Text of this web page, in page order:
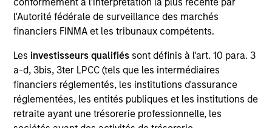
l'Autorité fédérale de surveillance des marchés
financiers FINMA et les tribunaux compétents.
Les investisseurs qualifiés sont définis à l'art. 10 para. 3
a-d, 3bis, 3ter LPCC (tels que les intermédiaires
financiers réglementés, les institutions d'assurance
réglementées, les entités publiques et les institutions de
retraite ayant une trésorerie professionnelle, les
Nous contacter
Présentation générale
Produits
CashInvest by Morgan Stanley